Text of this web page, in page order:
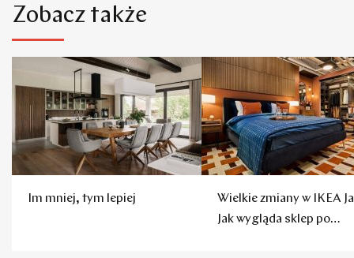
Zobacz także
Im mniej, tym lepiej
Wielkie zmiany w IKEA
Jak wygląda sklep po